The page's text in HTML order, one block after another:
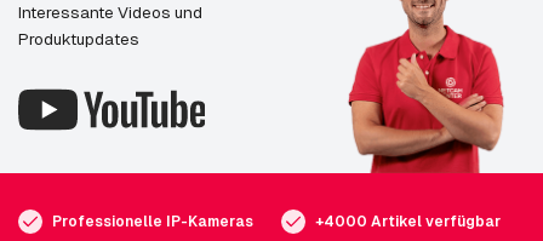
Interessante Videos und
Produktupdates
Professionelle IP-Kameras
+4000 Artikel verfügbar